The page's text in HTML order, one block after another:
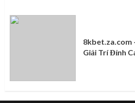
8kbet.za.com
Giải Trí Đỉnh